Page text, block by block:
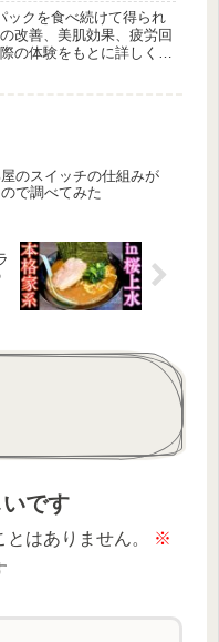
ックを食べ続けて得られ
改善、美肌効果、疲労回
の体験をもとに詳しく解
のスイッチの仕組みが
で調べてみた
です
はありません。
※